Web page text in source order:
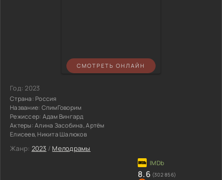
СМОТРЕТЬ ОНЛАЙН
Год:2023
Страна: Россия
Название: СпимГоворим
Режиссер: Адам Вингард
Актеры:Алина Засобина, Артём
Елисеев, Никита Шалюков
Жанр: 2023 / Мелодрамы
8.6 (302 856)